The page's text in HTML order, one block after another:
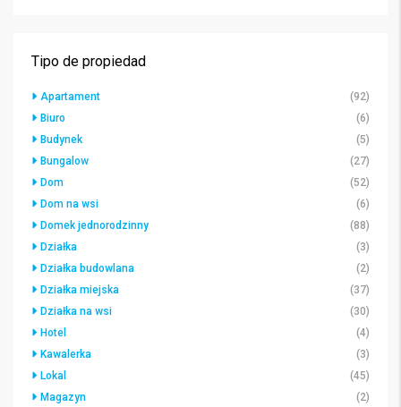
Tipo de propiedad
Apartament
(92)
Biuro
(6)
Budynek
(5)
Bungalow
(27)
Dom
(52)
Dom na wsi
(6)
Domek jednorodzinny
(88)
Działka
(3)
Działka budowlana
(2)
Działka miejska
(37)
Działka na wsi
(30)
Hotel
(4)
Kawalerka
(3)
Lokal
(45)
Magazyn
(2)